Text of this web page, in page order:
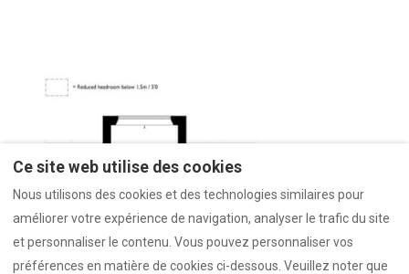
Ce site web utilise des cookies
Nous utilisons des cookies et des technologies similaires pour
améliorer votre expérience de navigation, analyser le trafic du site
et personnaliser le contenu. Vous pouvez personnaliser vos
préférences en matière de cookies ci-dessous. Veuillez noter que